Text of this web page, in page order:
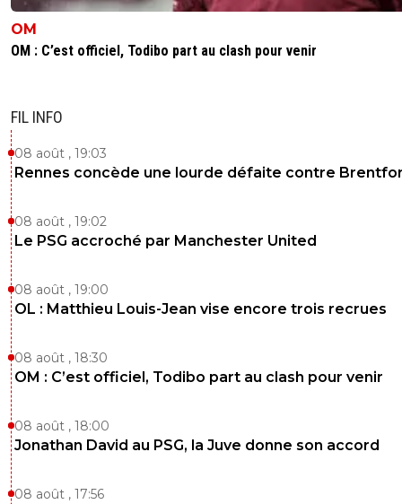
OM
OM : C’est officiel, Todibo part au clash pour venir
FIL INFO
08 août , 19:03
Rennes concède une lourde défaite contre
08 août , 19:02
Le PSG accroché par Manchester United
08 août , 19:00
OL : Matthieu Louis-Jean vise encore trois recrues
08 août , 18:30
OM : C’est officiel, Todibo part au clash pour venir
08 août , 18:00
Jonathan David au PSG, la Juve donne son accord
08 août , 17:56